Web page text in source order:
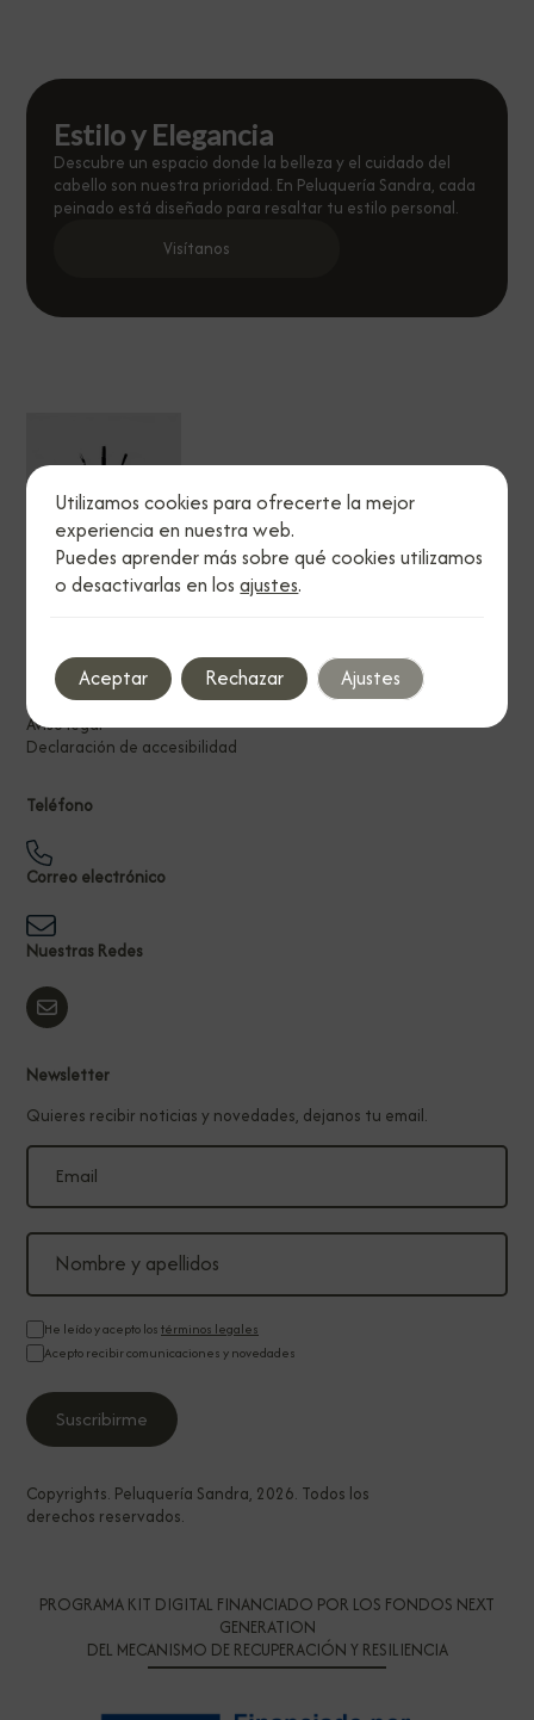
Estilo y Elegancia
Descubre un espacio donde la belleza y el cuidado del
cabello son nuestra prioridad. En Peluquería Sandra, cada
peinado está diseñado para resaltar tu estilo personal.
Visítanos
Política de privacidad
Política de cookies
Aviso legal
Declaración de accesibilidad
Teléfono
Correo electrónico
Nuestras Redes
Newsletter
Quieres recibir noticias y novedades, dejanos tu email.
He leído y acepto lostérminos legales
Acepto recibir comunicaciones y novedades
Copyrights. Peluquería Sandra, 2026. Todos los
derechos reservados.
PROGRAMA KIT DIGITAL FINANCIADO POR LOS FONDOS NEXT
GENERATION
DEL MECANISMO DE RECUPERACIÓN Y RESILIENCIA
Utilizamos cookies para ofrecerte la mejor
experiencia en nuestra web.
Puedes aprender más sobre qué cookies utilizamos
o desactivarlas en losajustes.
Aceptar Rechazar Ajustes